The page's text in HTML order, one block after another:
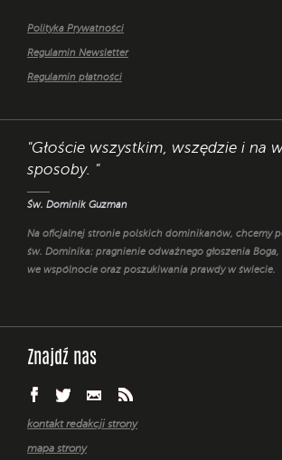
Polityka Prywatności
Regulamin Newsletter
Regulamin płatności
"Głoście wszystkim, wszędzie i na
sposoby. "
Św. Dominik Guzman
Na oficjalnej stronie polskich dominikanów, chcemy
św. Dominika: pragnienie odważnego głoszenia
we wspólnocie oraz poszukiwania prawdy w świecie.
Znajdź nas
kontakt redakcji strony
mapa strony